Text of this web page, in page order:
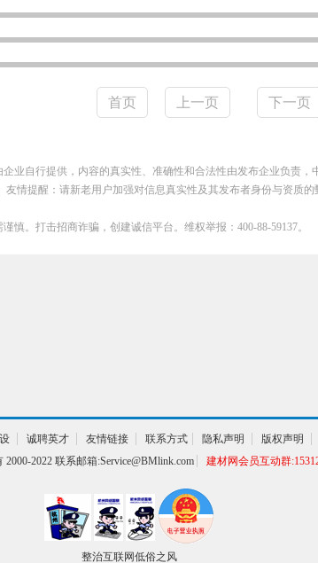
首页 上一页 下一页
企业自行提供，内容的真实性、准确性和合法性由发布企业负责
友情提醒：请新老用户加强对信息真实性及其发布者身份与资质
慎。打击招商诈骗，创建诚信平台。维权举报：400-88-59137。
诚聘英才 友情链接 联系方式 隐私声明 版权声明
2000-2022 联系邮箱:Service@BMlink.com 建材网会员互动群
整治互联网低俗之风